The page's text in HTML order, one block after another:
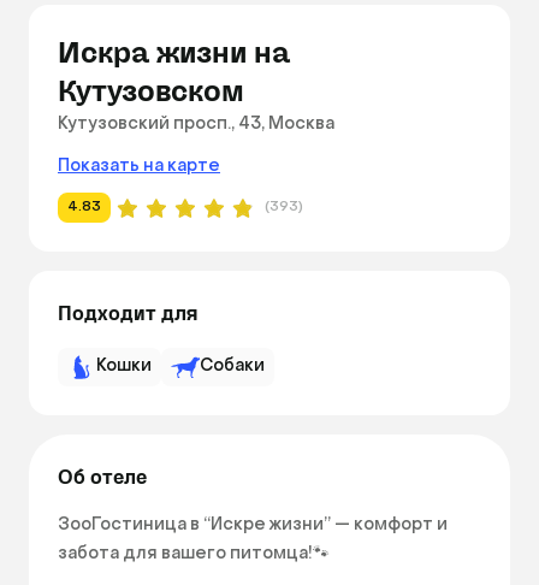
Искра жизни на
Кутузовском
Кутузовский просп., 43, Москва
Показать на карте
4.83 (393)
Подходит для
Кошки Собаки
Об отеле
ЗооГостиница в “Искре жизни” — комфорт и
забота для вашего питомца!🐾